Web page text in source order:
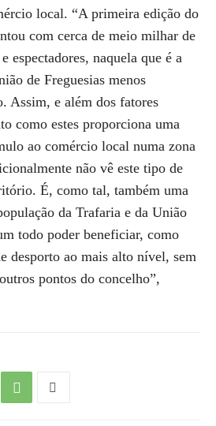
local. “A primeira edição do
com cerca de meio milhar de
espectadores, naquela que é a
de Freguesias menos
Assim, e além dos fatores
como estes proporciona uma
ao comércio local numa zona
não vê este tipo de
É, como tal, também uma
da Trafaria e da União
todo poder beneficiar, como
desporto ao mais alto nível, sem
pontos do concelho”,